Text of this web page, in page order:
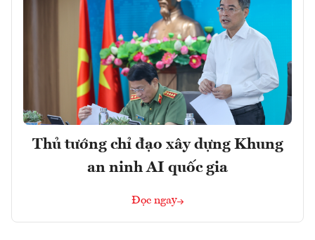
Thủ tướng chỉ đạo xây dựng Khung
an ninh AI quốc gia
Đọc ngay